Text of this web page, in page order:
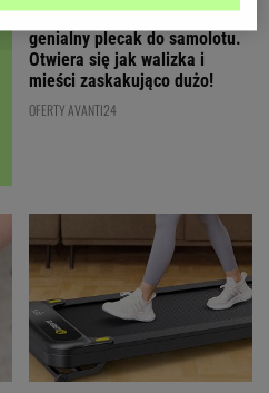
Polska marka stworzyła
genialny plecak do samolotu.
Otwiera się jak walizka i
mieści zaskakująco dużo!
OFERTY AVANTI24
Kompaktowa bieżnia sprawdzi
się w małym mieszkaniu.